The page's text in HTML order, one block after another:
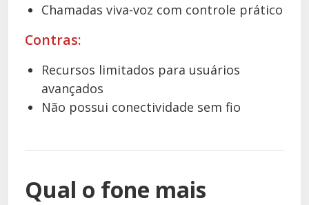
Chamadas viva-voz com controle prático
Contras:
Recursos limitados para usuários
avançados
Não possui conectividade sem fio
Qual o fone mais